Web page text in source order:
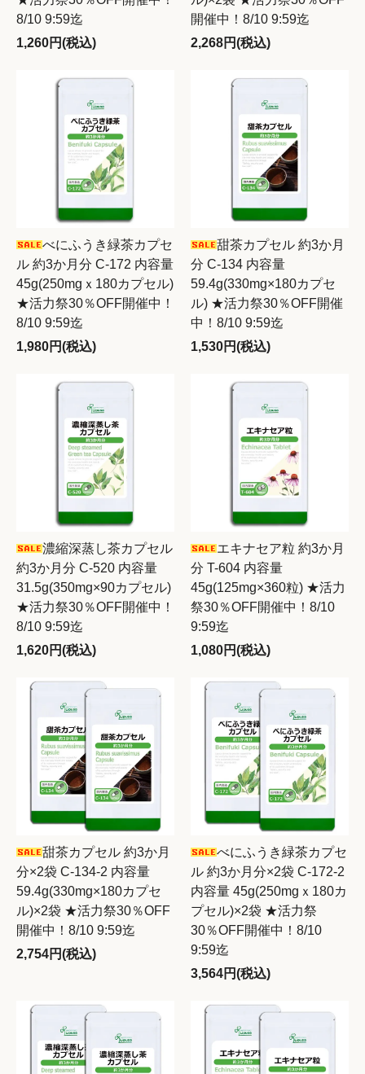
8/10 9:59迄
1,260円(税込)
開催中！8/10 9:59迄
2,268円(税込)
べにふうき緑茶カプセ
ル 約3か月分 C-172 内容量
45g(250mgｘ180カプセル)
★活力祭30％OFF開催中！
8/10 9:59迄
1,980円(税込)
甜茶カプセル 約3か月
分 C-134 内容量
59.4g(330mg×180カプセ
ル) ★活力祭30％OFF開催
中！8/10 9:59迄
1,530円(税込)
濃縮深蒸し茶カプセル
約3か月分 C-520 内容量
31.5g(350mg×90カプセル)
★活力祭30％OFF開催中！
8/10 9:59迄
1,620円(税込)
エキナセア粒 約3か月
分 T-604 内容量
45g(125mg×360粒) ★活力
祭30％OFF開催中！8/10
9:59迄
1,080円(税込)
甜茶カプセル 約3か月
分×2袋 C-134-2 内容量
59.4g(330mg×180カプセ
ル)×2袋 ★活力祭30％OFF
開催中！8/10 9:59迄
2,754円(税込)
べにふうき緑茶カプセ
ル 約3か月分×2袋 C-172-2
内容量 45g(250mgｘ180カ
プセル)×2袋 ★活力祭
30％OFF開催中！8/10
9:59迄
3,564円(税込)